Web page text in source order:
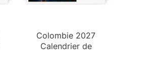
Colombie 2027
Calendrier de